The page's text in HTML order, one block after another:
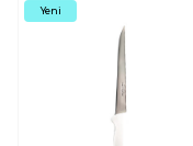
Yeni